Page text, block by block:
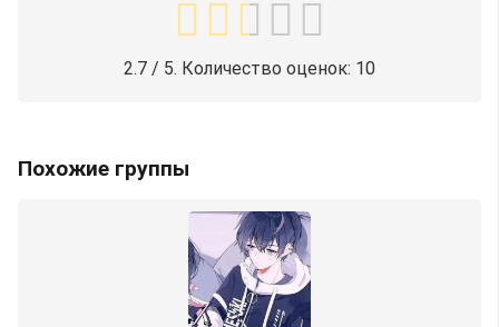
2.7 / 5. Количество оценок: 10
Похожие группы